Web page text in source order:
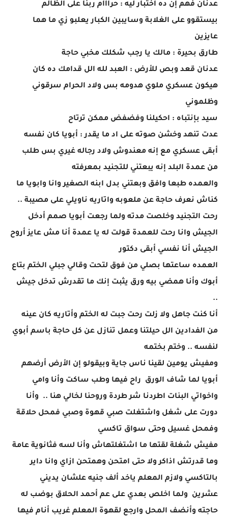
عدنان فهم إن ده اختبار ليه : حرااام ربنا على الظالم
بيستقوو على الغلابة وسايبين الكبار يعلبو زي ما هما
عايزين
طارق بحيرة : مالك يا رجب شكلك مخبي حاجة
عدنان قعد وبص للأرض : العبد لله الل قدامك ده كان
هيكون عسكري ملوي هدومه بس ولاد الحرام سرقوني
وظلموني
سيد بإنتباه : احكيلنا وفضفض ممكن ترتاح
عدت تنهد وخشن صوته على اد ما يقدر : أبويا كان نفسه
أبقى عسكري مع إنه معندوش ولاد رجاله غيري بس طلب
من عمدة البلد إنه يبعتني للتجنيد بمعرفته
والعمده طبعا وافق وبعتني بدل ابنه الصغير وانا وابويا ما
كناش نعرف حاجة عن ملعوبه واتاريه ناويلي على مصيبة ..
رحت التجنيد وخلصت مدته ولما رجعت أبويا صمم أدخل
الجيش وانا رحت للعمدة قولت له يا عمدة أنا مش عايز أروح
الجيش أنا نفسي أبقى دكتور
العمده ساعتها بصلي من فوق لتحت وقالي جبلي الختم بتاع
أبوك وأنا همضي بيه ورق يثبت إنك ما تقدرش تدخل جيش
..
أنا كنت جاهل ولا زلت رحت جبت له الختم وأتاريه كان عينه
من الفدادين الل حيلتنا وعمل تنازل عن كل حاجة باسم أبوي
لنفسه .. وختم بختمه
ومفيش يومين لقينا ناس جاية وبيقولو إن الأرض أرضهم
أبويا لما شاف الورق راح فيها وطب ساكت وأنا وامي
واخواتي البنات اطردنا شر طردة وروحنا لخالي هنا .. وأنا
دورت على شغل واشتغلت صبي قهوة وصبي فمحل حلاقة
وفمحل غسيل وحتى سواق تاكسي
مفيش شغلة لقتها ما اشتغلتهاش وأنا لسه فثانوية عامة
وما قدرتش اذاكر ولا حتى امتحن وهمتحن ازاي وانا داير
بالتاكسي ولازم المعلم ياخد ألف جنيه علشان يديني
عشرين ولما اخلص بعدي على عم أحمد الحلاق بوضب له
حاجته وأنضف المحل وارجع لقهوة المعلم غريب أنام فيها